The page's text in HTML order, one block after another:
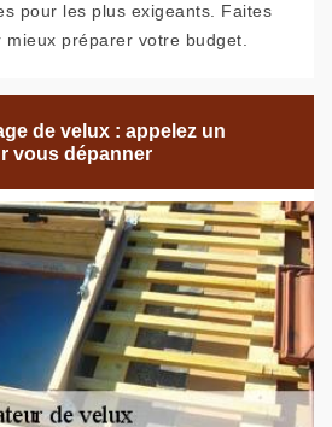
pour les plus exigeants. Faites
préparer votre budget.
de velux : appelez un
vous dépanner